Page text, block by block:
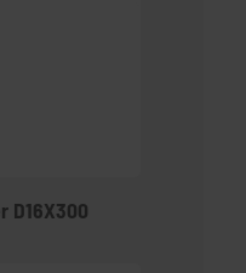
D16X300